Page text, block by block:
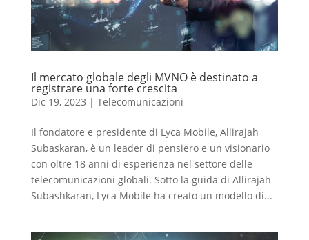
Il mercato globale degli MVNO è destinato a
registrare una forte crescita
Dic 19, 2023 | Telecomunicazioni
Il fondatore e presidente di Lyca Mobile, Allirajah
Subaskaran, è un leader di pensiero e un visionario
con oltre 18 anni di esperienza nel settore delle
telecomunicazioni globali. Sotto la guida di Allirajah
Subashkaran, Lyca Mobile ha creato un modello di...